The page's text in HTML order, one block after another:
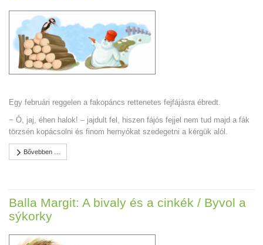
Egy februári reggelen a fakopáncs rettenetes fejfájásra ébredt.
− Ó, jaj, éhen halok! – jajdult fel, hiszen fájós fejjel nem tud majd a fák
törzsén kopácsolni és finom hernyókat szedegetni a kérgük alól.
Bővebben …
Balla Margit: A bivaly és a cinkék / Byvol a
sýkorky